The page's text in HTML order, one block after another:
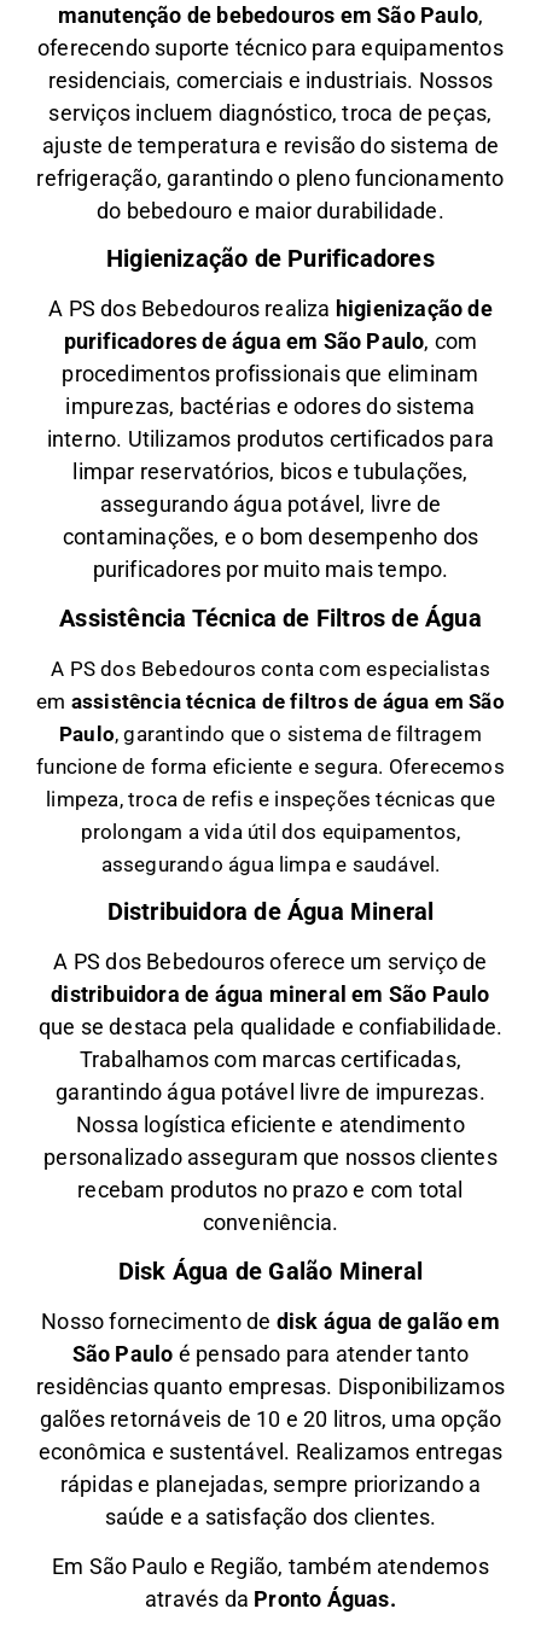
manutenção de bebedouros em São Paulo,
oferecendo suporte técnico para equipamentos
residenciais, comerciais e industriais. Nossos
serviços incluem diagnóstico, troca de peças,
ajuste de temperatura e revisão do sistema de
refrigeração, garantindo o pleno funcionamento
do bebedouro e maior durabilidade.
Higienização de Purificadores
A PS dos Bebedouros realiza higienização de
purificadores de água em São Paulo, com
procedimentos profissionais que eliminam
impurezas, bactérias e odores do sistema
interno. Utilizamos produtos certificados para
limpar reservatórios, bicos e tubulações,
assegurando água potável, livre de
contaminações, e o bom desempenho dos
purificadores por muito mais tempo.
Assistência Técnica de Filtros de Água
A PS dos Bebedouros conta com especialistas
em assistência técnica de filtros de água em São
Paulo, garantindo que o sistema de filtragem
funcione de forma eficiente e segura. Oferecemos
limpeza, troca de refis e inspeções técnicas que
prolongam a vida útil dos equipamentos,
assegurando água limpa e saudável.
Distribuidora de Água Mineral
A PS dos Bebedouros oferece um serviço de
distribuidora de água mineral em São Paulo
que se destaca pela qualidade e confiabilidade.
Trabalhamos com marcas certificadas,
garantindo água potável livre de impurezas.
Nossa logística eficiente e atendimento
personalizado asseguram que nossos clientes
recebam produtos no prazo e com total
conveniência.
Disk Água de Galão Mineral
Nosso fornecimento de disk água de galão em
São Paulo é pensado para atender tanto
residências quanto empresas. Disponibilizamos
galões retornáveis de 10 e 20 litros, uma opção
econômica e sustentável. Realizamos entregas
rápidas e planejadas, sempre priorizando a
saúde e a satisfação dos clientes.
Em São Paulo e Região, também atendemos
através da Pronto Águas.